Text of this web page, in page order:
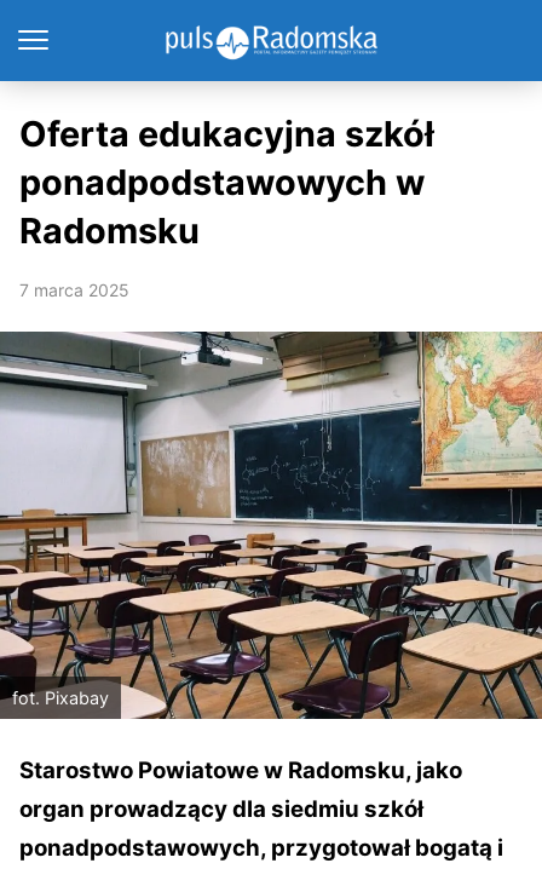
Oferta edukacyjna szkół
ponadpodstawowych w
Radomsku
7 marca 2025
fot. Pixabay
Starostwo Powiatowe w Radomsku, jako
organ prowadzący dla siedmiu szkół
ponadpodstawowych, przygotował bogatą i